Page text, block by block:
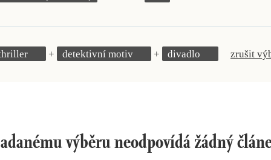
detektivní motiv divadlo zrušit
výběru neodpovídá žádný